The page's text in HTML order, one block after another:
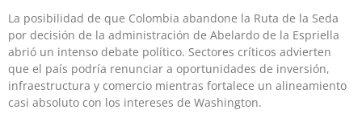
La posibilidad de que Colombia abandone la Ruta de la Seda
por decisión de la administración de Abelardo de la Espriella
abrió un intenso debate político. Sectores críticos advierten
que el país podría renunciar a oportunidades de inversión,
infraestructura y comercio mientras fortalece un alineamiento
casi absoluto con los intereses de Washington.